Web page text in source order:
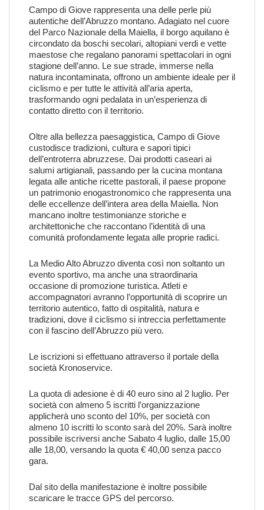
Campo di Giove rappresenta una delle perle più
autentiche dell’Abruzzo montano. Adagiato nel cuore
del Parco Nazionale della Maiella, il borgo aquilano è
circondato da boschi secolari, altopiani verdi e vette
maestose che regalano panorami spettacolari in ogni
stagione dell’anno. Le sue strade, immerse nella
natura incontaminata, offrono un ambiente ideale per il
ciclismo e per tutte le attività all’aria aperta,
trasformando ogni pedalata in un’esperienza di
contatto diretto con il territorio.
Oltre alla bellezza paesaggistica, Campo di Giove
custodisce tradizioni, cultura e sapori tipici
dell’entroterra abruzzese. Dai prodotti caseari ai
salumi artigianali, passando per la cucina montana
legata alle antiche ricette pastorali, il paese propone
un patrimonio enogastronomico che rappresenta una
delle eccellenze dell’intera area della Maiella. Non
mancano inoltre testimonianze storiche e
architettoniche che raccontano l’identità di una
comunità profondamente legata alle proprie radici.
La Medio Alto Abruzzo diventa così non soltanto un
evento sportivo, ma anche una straordinaria
occasione di promozione turistica. Atleti e
accompagnatori avranno l’opportunità di scoprire un
territorio autentico, fatto di ospitalità, natura e
tradizioni, dove il ciclismo si intreccia perfettamente
con il fascino dell’Abruzzo più vero.
Le iscrizioni si effettuano attraverso il portale della
società Kronoservice.
La quota di adesione è di 40 euro sino al 2 luglio. Per
società con almeno 5 iscritti l’organizzazione
applicherà uno sconto del 10%, per società con
almeno 10 iscritti lo sconto sarà del 20%. Sarà inoltre
possibile iscriversi anche Sabato 4 luglio, dalle 15,00
alle 18,00, versando la quota € 40,00 senza pacco
gara.
Dal sito della manifestazione è inoltre possibile
scaricare le tracce GPS del percorso.